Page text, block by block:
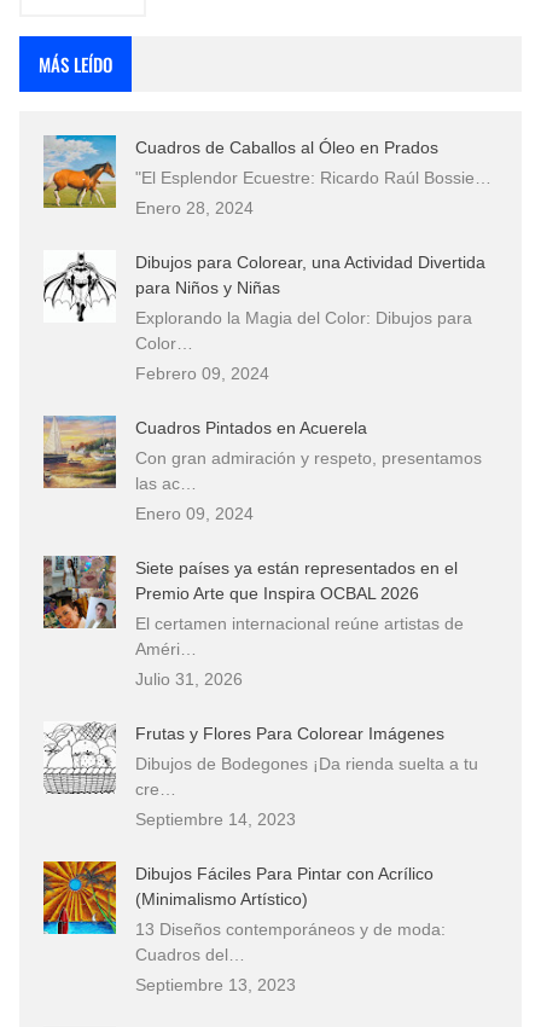
MÁS LEÍDO
Cuadros de Caballos al Óleo en Prados
"El Esplendor Ecuestre: Ricardo Raúl Bossie…
Enero 28, 2024
Dibujos para Colorear, una Actividad Divertida
para Niños y Niñas
Explorando la Magia del Color: Dibujos para
Color…
Febrero 09, 2024
Cuadros Pintados en Acuerela
Con gran admiración y respeto, presentamos
las ac…
Enero 09, 2024
Siete países ya están representados en el
Premio Arte que Inspira OCBAL 2026
El certamen internacional reúne artistas de
Améri…
Julio 31, 2026
Frutas y Flores Para Colorear Imágenes
Dibujos de Bodegones ¡Da rienda suelta a tu
cre…
Septiembre 14, 2023
Dibujos Fáciles Para Pintar con Acrílico
(Minimalismo Artístico)
13 Diseños contemporáneos y de moda:
Cuadros del…
Septiembre 13, 2023